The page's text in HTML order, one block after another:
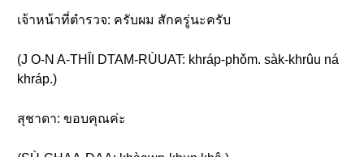
เจ้าหน้าที่ตำรวจ: ครับผม สักครู่นะครับ
(J O-N A-THÎI DTAM-RÙUAT: khráp-phǒm. sàk-khrûu ná
khráp.)
สุชาดา: ขอบคุณค่ะ